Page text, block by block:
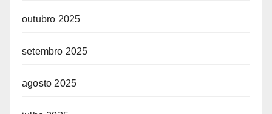
outubro 2025
setembro 2025
agosto 2025